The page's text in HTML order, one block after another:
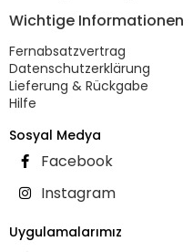
Wichtige Informationen
Fernabsatzvertrag
Datenschutzerklärung
Lieferung & Rückgabe
Hilfe
Sosyal Medya
Facebook
Instagram
Uygulamalarımız